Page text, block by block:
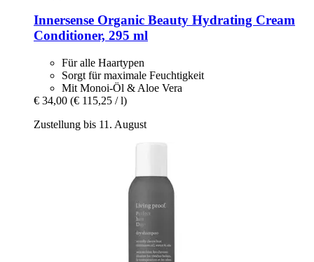
Innersense Organic Beauty Hydrating Cream
Conditioner, 295 ml
Für alle Haartypen
Sorgt für maximale Feuchtigkeit
Mit Monoi-Öl & Aloe Vera
€ 34,00 (€ 115,25 / l)
Zustellung bis 11. August